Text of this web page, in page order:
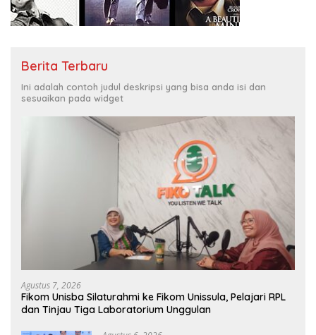
Berita Terbaru
Ini adalah contoh judul deskripsi yang bisa anda isi dan
sesuaikan pada widget
Agustus 7, 2026
Fikom Unisba Silaturahmi ke Fikom Unissula, Pelajari RPL
dan Tinjau Tiga Laboratorium Unggulan